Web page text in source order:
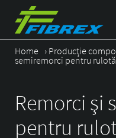
Home › Producţie
semiremorci pentru
Remorci şi
pentru